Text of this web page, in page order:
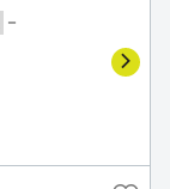
－